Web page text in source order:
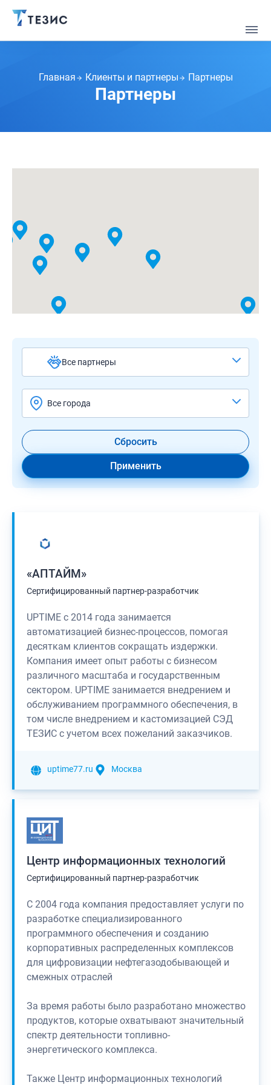
Главная Клиенты и партнеры Партнеры
Партнеры
Все партнеры
Все города
Сбросить
Применить
«АПТАЙМ»
Сертифицированный партнер-разработчик
UPTIME c 2014 года занимается
автоматизацией бизнес-процессов, помогая
десяткам клиентов сокращать издержки.
Компания имеет опыт работы с бизнесом
различного масштаба и государственным
сектором. UPTIME занимается внедрением и
обслуживанием программного обеспечения, в
том числе внедрением и кастомизацией СЭД
ТЕЗИС с учетом всех пожеланий заказчиков.
uptime77.ru Москва
Центр информационных технологий
Сертифицированный партнер-разработчик
С 2004 года компания предоставляет услуги по
разработке специализированного
программного обеспечения и созданию
корпоративных распределенных комплексов
для цифровизации нефтегазодобывающей и
смежных отраслей
За время работы было разработано множество
продуктов, которые охватывают значительный
спектр деятельности топливно-
энергетического комплекса.
Также Центр информационных технологий